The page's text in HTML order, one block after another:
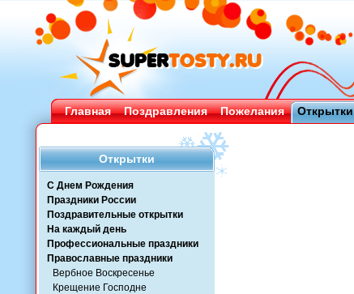
Главная Поздравления Пожелания Открытки
Открытки
С Днем Рождения
Праздники России
Поздравительные открытки
На каждый день
Профессиональные праздники
Православные праздники
Вербное Воскресенье
Крещение Господне